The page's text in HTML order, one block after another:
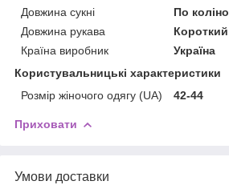
Довжина сукні
По коліно
Довжина рукава
Короткий
Країна виробник
Україна
Користувальницькі характеристики
Розмір жіночого одягу (UA)
42-44
Приховати
Умови доставки